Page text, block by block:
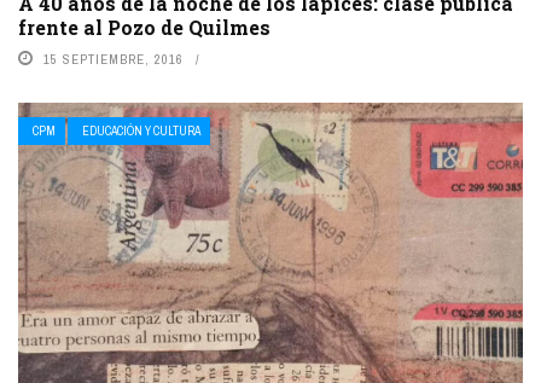
frente al Pozo de Quilmes
15 SEPTIEMBRE, 2016
CPM EDUCACIÓN Y CULTURA